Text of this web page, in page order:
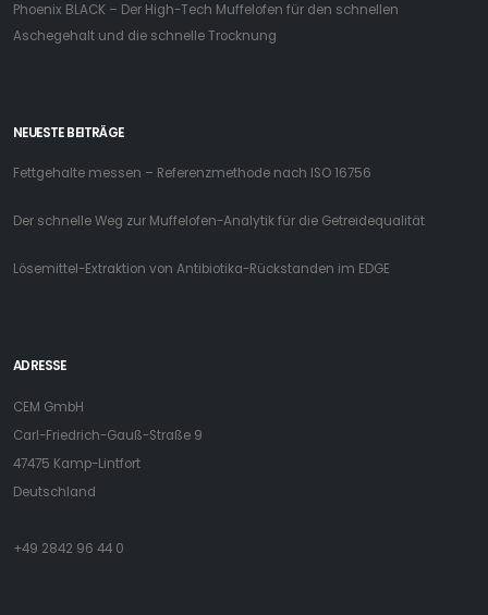
Phoenix BLACK – Der High-Tech Muffelofen für den schnellen
Aschegehalt und die schnelle Trocknung
NEUESTE BEITRÄGE
Fettgehalte messen – Referenzmethode nach ISO 16756
Der schnelle Weg zur Muffelofen-Analytik für die Getreidequalität
Lösemittel-Extraktion von Antibiotika-Rückstanden im EDGE
ADRESSE
CEM GmbH
Carl-Friedrich-Gauß-Straße 9
47475 Kamp-Lintfort
Deutschland
+49 2842 96 44 0